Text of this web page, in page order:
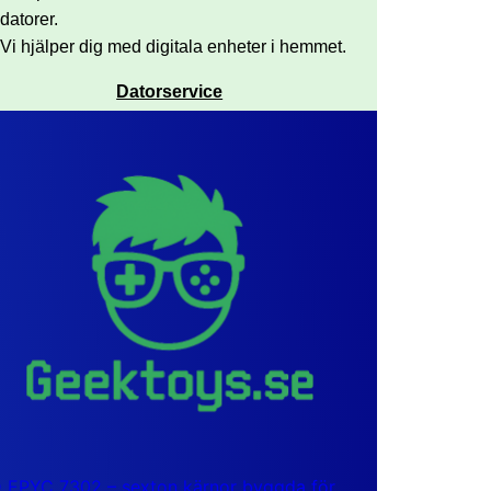
datorer.
Vi hjälper dig med digitala enheter i hemmet.
Datorservice
EPYC 7302 – sexton kärnor byggda för